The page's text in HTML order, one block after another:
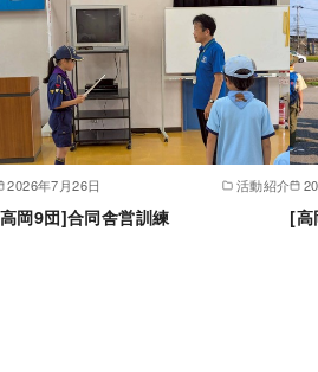
2026年7月26日 活動紹介
岡9団]合同舎営訓練 [